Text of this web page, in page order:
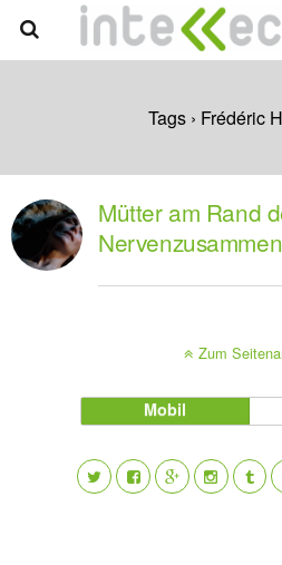
Tags › Frédéric
Mütter am Rand
Zum
Mobil